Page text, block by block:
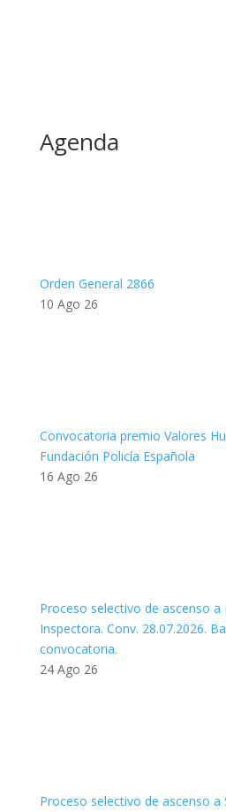
Agenda
Orden General 2866
10 Ago 26
Convocatoria premio Valores
Fundación Policía Española
16 Ago 26
Proceso selectivo de ascenso a
Inspectora. Conv. 28.07.2026.
convocatoria.
24 Ago 26
Proceso selectivo de ascenso a